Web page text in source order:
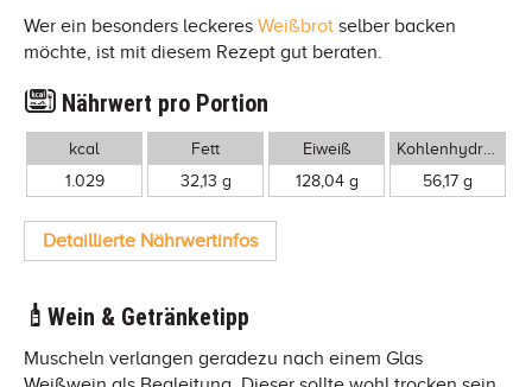
Wer ein besonders leckeres Weißbrot selber backen
möchte, ist mit diesem Rezept gut beraten.
Nährwert pro Portion
kcal
1.029
Fett
32,13 g
Eiweiß
128,04 g
56,17 g
Detaillierte Nährwertinfos
Wein & Getränketipp
Muscheln verlangen geradezu nach einem Glas